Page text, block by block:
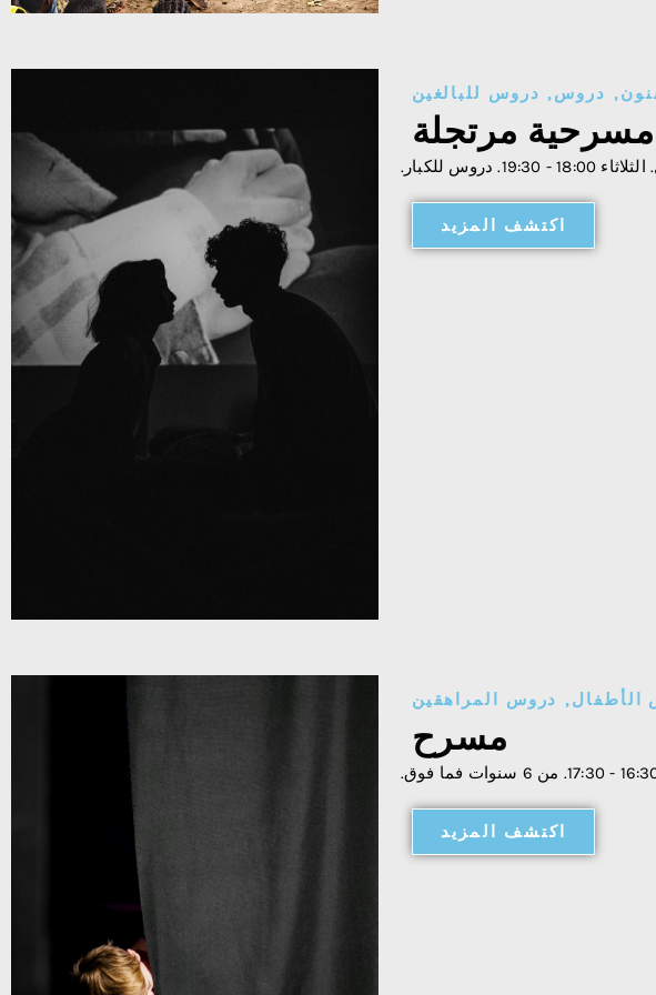
, دروس, دروس للبالغين
مسرحية مرتجلة
دروس للكبار.
اكتشف المزيد
الأطفال, دروس المراهقين
مسرح
اكتشف المزيد